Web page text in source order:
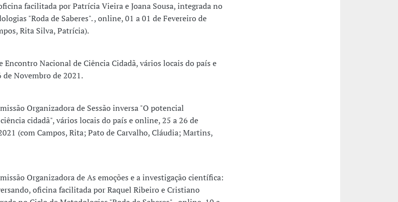
facilitada por Patrícia Vieira e Joana Sousa, integrada no
"Roda de Saberes". , online, 01 a 01 de Fevereiro de
Rita Silva, Patrícia).
Encontro Nacional de Ciência Cidadã, vários locais do país e
Novembro de 2021.
Organizadora de Sessão inversa "O potencial
cidadã", vários locais do país e online, 25 a 26 de
(com Campos, Rita; Pato de Carvalho, Cláudia; Martins,
Organizadora de As emoções e a investigação científica:
oficina facilitada por Raquel Ribeiro e Cristiano